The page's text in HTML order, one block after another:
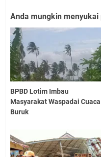
Anda mungkin menyukai
BPBD Lotim Imbau
Masyarakat Waspadai Cuaca
Buruk